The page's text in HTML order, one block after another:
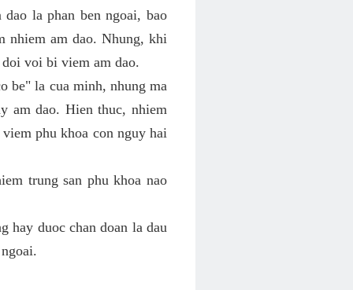
la phan ben ngoai, bao
nhiem am dao. Nhung, khi
voi bi viem am dao.
be" la cua minh, nhung ma
am dao. Hien thuc, nhiem
phu khoa con nguy hai
trung san phu khoa nao
hay duoc chan doan la dau